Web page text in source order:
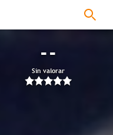
--
Sin valorar